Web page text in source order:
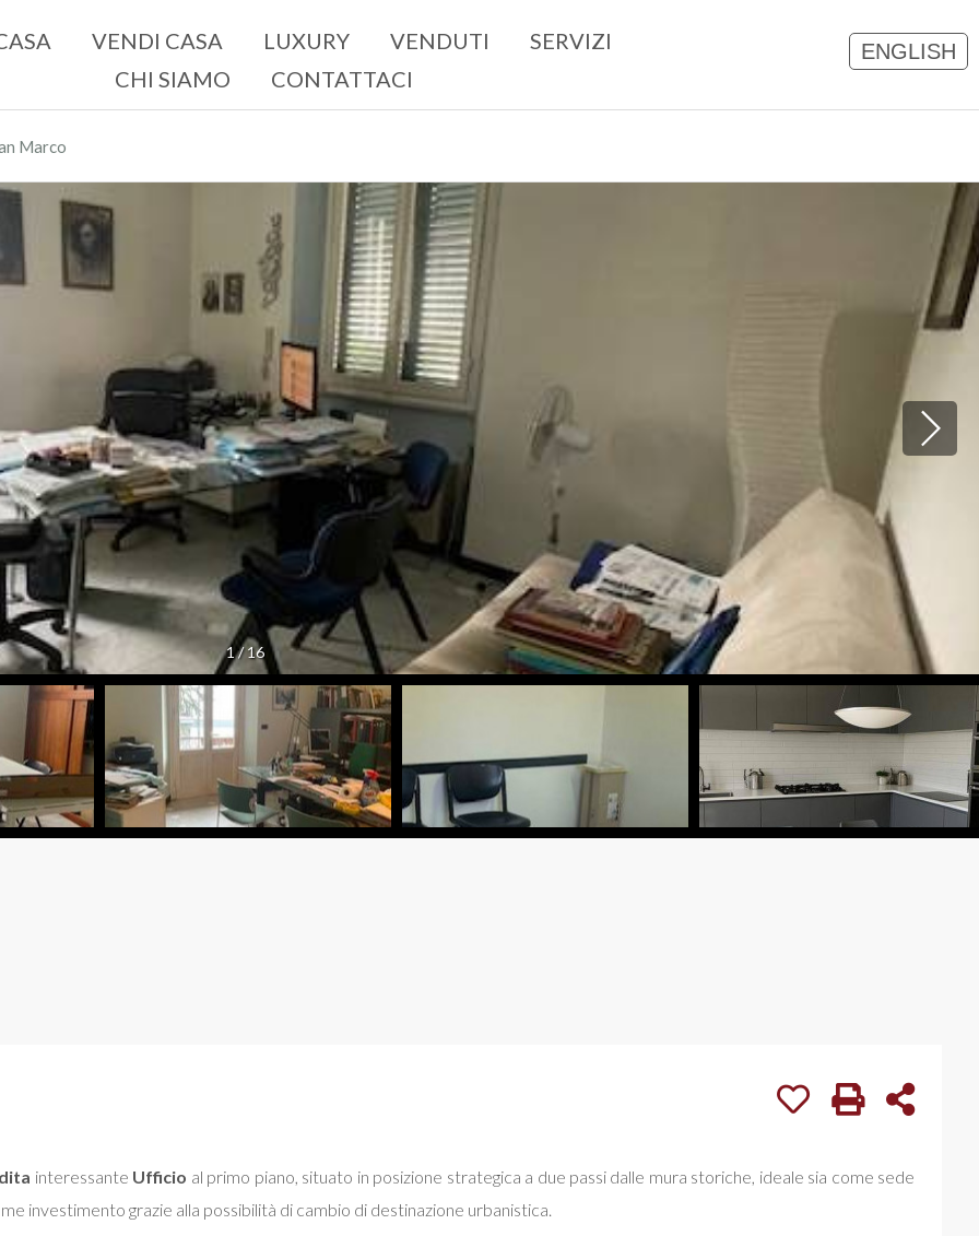
VENDI CASA LUXURY VENDUTI
SERVIZI
CHI SIAMO
CONTATTACI
ENGLISH
Marco
1/16
interessante Ufficio al primo piano, situato in posizione strategica a due passi dalle mura storiche, ideale sia come sede
investimento grazie alla possibilità di cambio di destinazione urbanistica.